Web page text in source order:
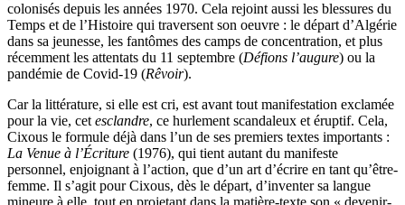
colonisés depuis les années 1970. Cela rejoint aussi les blessures du
Temps et de l’Histoire qui traversent son oeuvre : le départ d’Algérie
dans sa jeunesse, les fantômes des camps de concentration, et plus
récemment les attentats du 11 septembre (Défions l’augure) ou la
pandémie de Covid-19 (Rêvoir).
Car la littérature, si elle est cri, est avant tout manifestation exclamée
pour la vie, cet esclandre, ce hurlement scandaleux et éruptif. Cela,
Cixous le formule déjà dans l’un de ses premiers textes importants :
La Venue à l’Écriture (1976), qui tient autant du manifeste
personnel, enjoignant à l’action, que d’un art d’écrire en tant qu’être-
femme. Il s’agit pour Cixous, dès le départ, d’inventer sa langue